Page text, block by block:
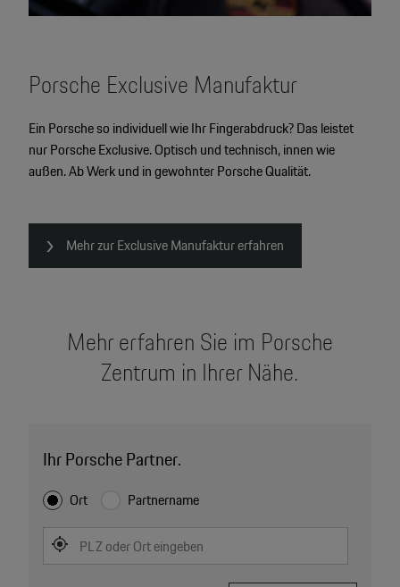
Porsche Exclusive Manufaktur
Ein Porsche so individuell wie Ihr Fingerabdruck? Das leistet
nur Porsche Exclusive. Optisch und technisch, innen wie
außen. Ab Werk und in gewohnter Porsche Qualität.
Mehr zur Exclusive Manufaktur erfahren
Mehr erfahren Sie im Porsche
Zentrum in Ihrer Nähe.
Ihr Porsche Partner.
Ort Partnername
PLZ oder Ort eingeben